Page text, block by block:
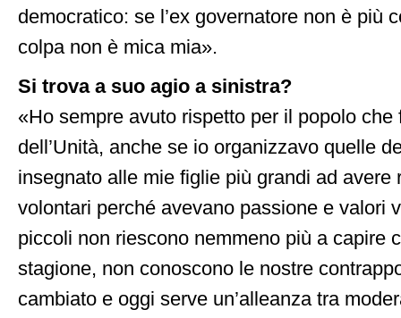
democratico: se l’ex governatore non è più
colpa non è mica mia».
Si trova a suo agio a sinistra?
«Ho sempre avuto rispetto per il popolo che
dell’Unità, anche se io organizzavo quelle
insegnato alle mie figlie più grandi ad avere
volontari perché avevano passione e valori
piccoli non riescono nemmeno più a capire
stagione, non conoscono le nostre
cambiato e oggi serve un’alleanza tra